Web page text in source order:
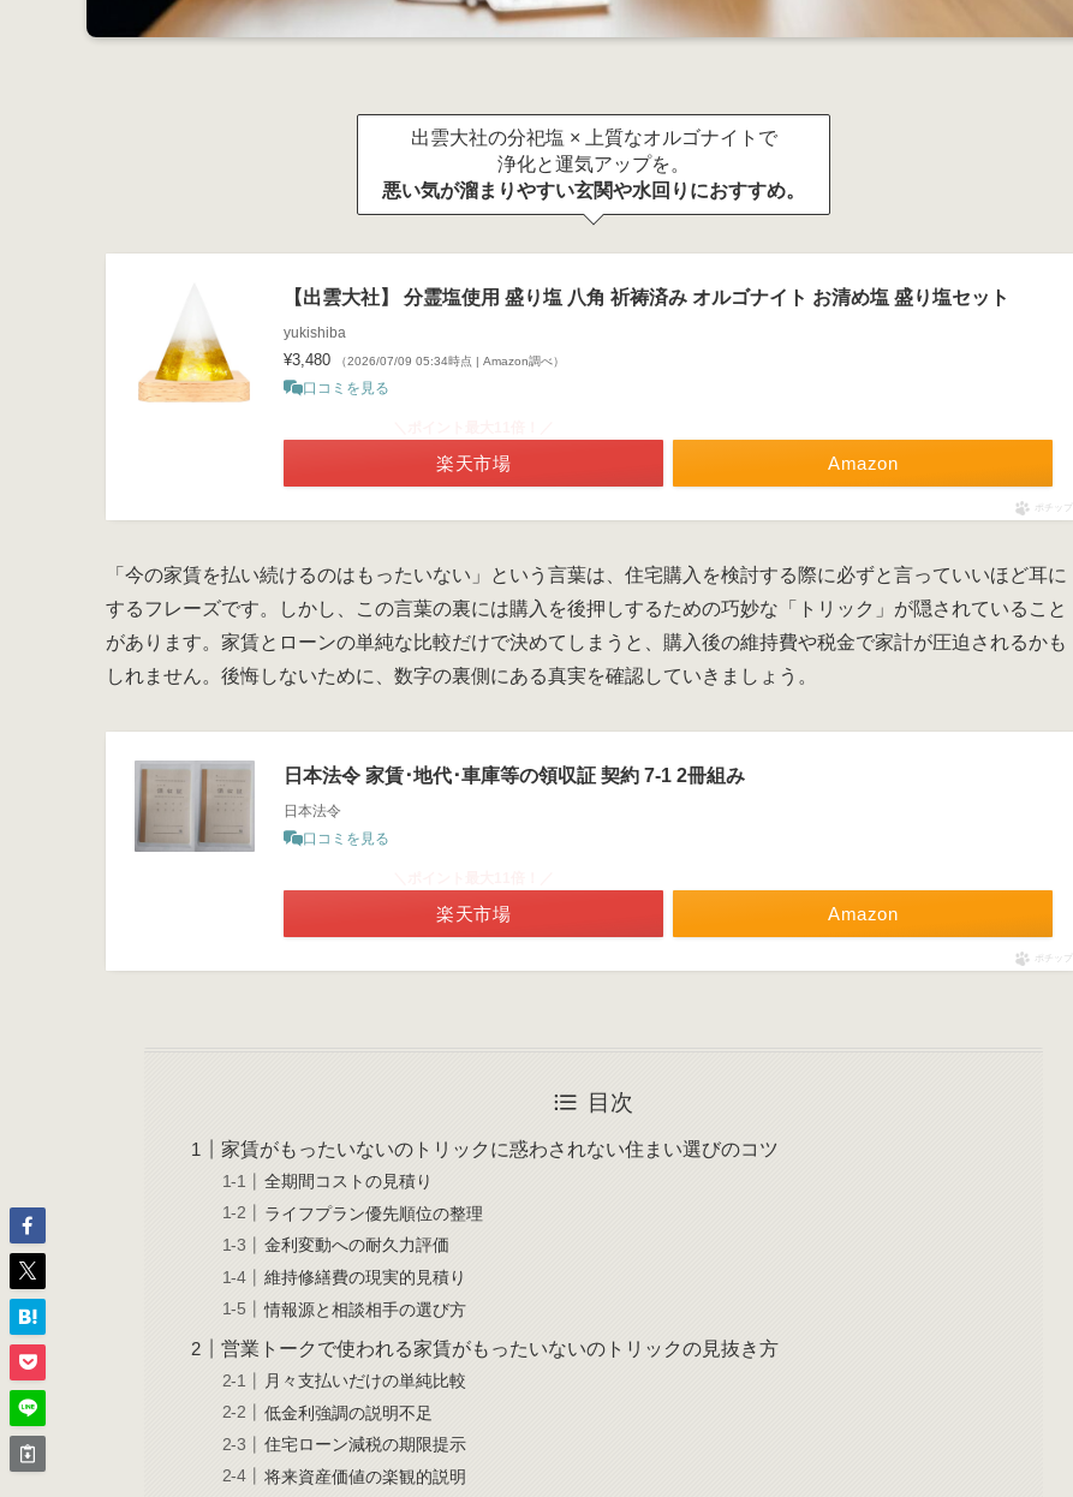
出雲大社の分祀塩 × 上質なオルゴナイトで
浄化と運気アップを。
悪い気が溜まりやすい玄関や水回りにおすすめ。
【出雲大社】 分霊塩使用 盛り塩 八角 祈祷済み オルゴナイト お清め塩 盛り塩セット
yukishiba
¥3,480 （2026/07/09 05:34時点 | Amazon調べ）
口コミを見る
Amazon
楽天市場
ポチップ
「今の家賃を払い続けるのはもったいない」という言葉は、住宅購入を検討する際に必ずと言っていいほど耳に
するフレーズです。しかし、この言葉の裏には購入を後押しするための巧妙な「トリック」が隠されていること
があります。家賃とローンの単純な比較だけで決めてしまうと、購入後の維持費や税金で家計が圧迫されるかも
しれません。後悔しないために、数字の裏側にある真実を確認していきましょう。
日本法令 家賃･地代･車庫等の領収証 契約 7-1 2冊組み
日本法令
口コミを見る
Amazon
楽天市場
ポチップ
目次
家賃がもったいないのトリックに惑わされない住まい選びのコツ
全期間コストの見積り
ライフプラン優先順位の整理
金利変動への耐久力評価
維持修繕費の現実的見積り
情報源と相談相手の選び方
営業トークで使われる家賃がもったいないのトリックの見抜き方
月々支払いだけの単純比較
低金利強調の説明不足
住宅ローン減税の期限提示
将来資産価値の楽観的説明